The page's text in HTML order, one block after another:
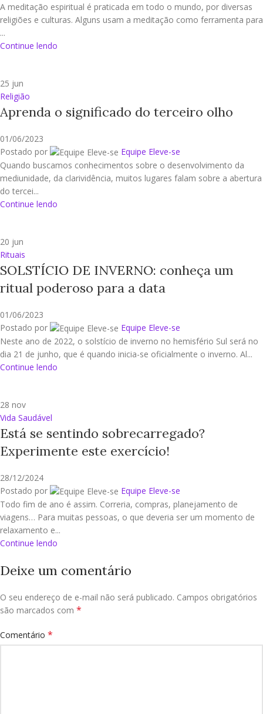
A meditação espiritual é praticada em todo o mundo, por diversas
religiões e culturas. Alguns usam a meditação como ferramenta para
...
Continue lendo
25 jun
Religião
Aprenda o significado do terceiro olho
01/06/2023
Postado por
Equipe Eleve-se
Quando buscamos conhecimentos sobre o desenvolvimento da
mediunidade, da clarividência, muitos lugares falam sobre a abertura
do tercei...
Continue lendo
20 jun
Rituais
SOLSTÍCIO DE INVERNO: conheça um
ritual poderoso para a data
01/06/2023
Postado por
Equipe Eleve-se
Neste ano de 2022, o solstício de inverno no hemisfério Sul será no
dia 21 de junho, que é quando inicia-se oficialmente o inverno. Al...
Continue lendo
28 nov
Vida Saudável
Está se sentindo sobrecarregado?
Experimente este exercício!
28/12/2024
Postado por
Equipe Eleve-se
Todo fim de ano é assim. Correria, compras, planejamento de
viagens… Para muitas pessoas, o que deveria ser um momento de
relaxamento e...
Continue lendo
Deixe um comentário
O seu endereço de e-mail não será publicado. Campos obrigatórios
são marcados com *
Comentário *